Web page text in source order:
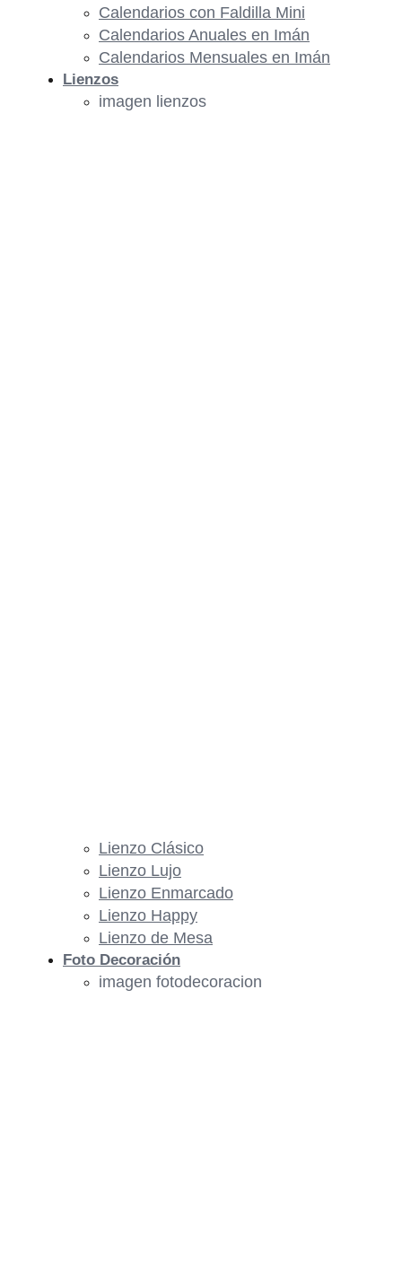
Calendarios con Faldilla Mini
Calendarios Anuales en Imán
Calendarios Mensuales en Imán
Lienzos
imagen lienzos
Lienzo Clásico
Lienzo Lujo
Lienzo Enmarcado
Lienzo Happy
Lienzo de Mesa
Foto Decoración
imagen fotodecoracion